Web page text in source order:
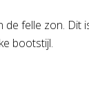
felle zon. Dit
bootstijl.